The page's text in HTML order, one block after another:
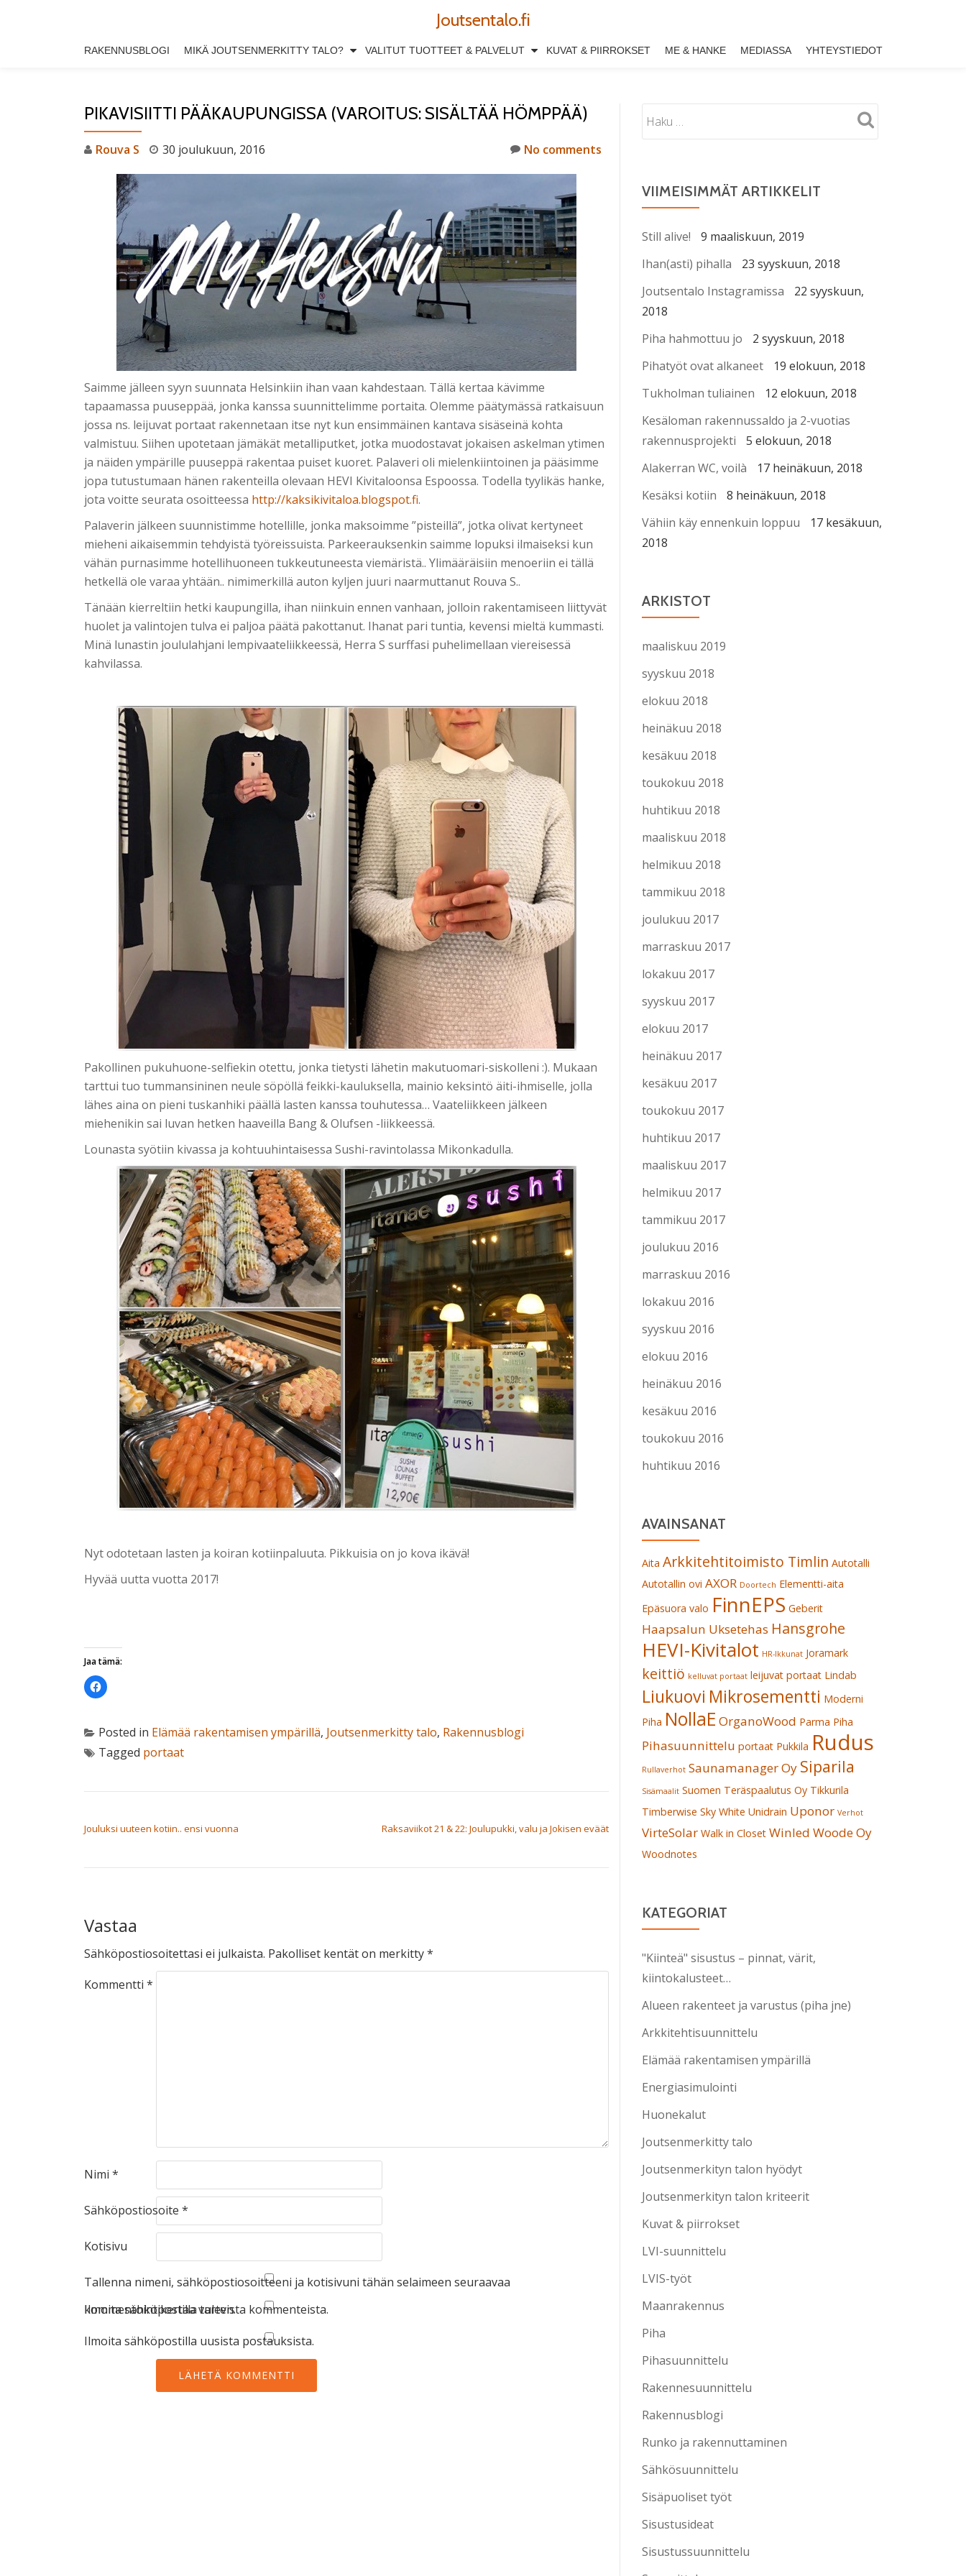
Joutsentalo.fi
RAKENNUSBLOGI MIKÄ JOUTSENMERKITTY TALO? VALITUT TUOTTEET & PALVELUT KUVAT & PIIRROKSET ME & HANKE MEDIASSA YHTEYSTIEDOT
PIKAVISIITTI PÄÄKAUPUNGISSA (VAROITUS: SISÄLTÄÄ HÖMPPÄÄ)
Rouva S 30 joulukuun, 2016 No comments
Saimme jälleen syyn suunnata Helsinkiin ihan vaan kahdestaan. Tällä kertaa kävimme
tapaamassa puuseppää, jonka kanssa suunnittelimme portaita. Olemme päätymässä ratkaisuun
jossa ns. leijuvat portaat rakennetaan itse nyt kun ensimmäinen kantava sisäseinä kohta
valmistuu. Siihen upotetaan jämäkät metalliputket, jotka muodostavat jokaisen askelman ytimen
ja näiden ympärille puuseppä rakentaa puiset kuoret. Palaveri oli mielenkiintoinen ja pääsimme
jopa tutustumaan hänen rakenteilla olevaan HEVI Kivitaloonsa Espoossa. Todella tyylikäs hanke,
jota voitte seurata osoitteessa http://kaksikivitaloa.blogspot.fi.
Palaverin jälkeen suunnistimme hotellille, jonka maksoimme ”pisteillä”, jotka olivat kertyneet
mieheni aikaisemmin tehdyistä työreissuista. Parkeerauksenkin saimme lopuksi ilmaiseksi kun
vähän purnasimme hotellihuoneen tukkeutuneesta viemäristä.. Ylimääräisiin menoeriin ei tällä
hetkellä ole varaa yhtään.. nimimerkillä auton kyljen juuri naarmuttanut Rouva S..
Tänään kierreltiin hetki kaupungilla, ihan niinkuin ennen vanhaan, jolloin rakentamiseen liittyvät
huolet ja valintojen tulva ei paljoa päätä pakottanut. Ihanat pari tuntia, kevensi mieltä kummasti.
Minä lunastin joululahjani lempivaateliikkeessä, Herra S surffasi puhelimellaan viereisessä
kahvilassa.
Pakollinen pukuhuone-selfiekin otettu, jonka tietysti lähetin makutuomari-siskolleni :). Mukaan
tarttui tuo tummansininen neule söpöllä feikki-kauluksella, mainio keksintö äiti-ihmiselle, jolla
lähes aina on pieni tuskanhiki päällä lasten kanssa touhutessa… Vaateliikkeen jälkeen
miehenikin sai luvan hetken haaveilla Bang & Olufsen -liikkeessä.
Lounasta syötiin kivassa ja kohtuuhintaisessa Sushi-ravintolassa Mikonkadulla.
Nyt odotetaan lasten ja koiran kotiinpaluuta. Pikkuisia on jo kova ikävä!
Hyvää uutta vuotta 2017!
Jaa tämä:
Jaa
Facebookissa(Avautuu
Posted in Elämää rakentamisen ympärillä, Joutsenmerkitty talo, Rakennusblogi
Tagged portaat
Jouluksi uuteen kotiin.. ensi vuonna Raksaviikot 21 & 22: Joulupukki, valu ja Jokisen eväät
Vastaa
Sähköpostiosoitettasi ei julkaista. Pakolliset kentät on merkitty*
Kommentti *
Nimi *
Sähköpostiosoite *
Kotisivu
Tallenna nimeni, sähköpostiosoitteeni ja kotisivuni tähän selaimeen seuraavaa
kommentointikertaa varten.
Ilmoita sähköpostilla tulevista kommenteista.
Ilmoita sähköpostilla uusista postauksista.
VIIMEISIMMÄT ARTIKKELIT
Still alive!
9 maaliskuun, 2019
Ihan(asti) pihalla
23 syyskuun, 2018
Joutsentalo Instagramissa
22 syyskuun,
2018
Piha hahmottuu jo
2 syyskuun, 2018
Pihatyöt ovat alkaneet
19 elokuun, 2018
Tukholman tuliainen
12 elokuun, 2018
Kesäloman rakennussaldo ja 2-vuotias
rakennusprojekti
5 elokuun, 2018
Alakerran WC, voilà
17 heinäkuun, 2018
Kesäksi kotiin
8 heinäkuun, 2018
Vähiin käy ennenkuin loppuu
17 kesäkuun,
2018
ARKISTOT
maaliskuu 2019
syyskuu 2018
elokuu 2018
heinäkuu 2018
kesäkuu 2018
toukokuu 2018
huhtikuu 2018
maaliskuu 2018
helmikuu 2018
tammikuu 2018
joulukuu 2017
marraskuu 2017
lokakuu 2017
syyskuu 2017
elokuu 2017
heinäkuu 2017
kesäkuu 2017
toukokuu 2017
huhtikuu 2017
maaliskuu 2017
helmikuu 2017
tammikuu 2017
joulukuu 2016
marraskuu 2016
lokakuu 2016
syyskuu 2016
elokuu 2016
heinäkuu 2016
kesäkuu 2016
toukokuu 2016
huhtikuu 2016
AVAINSANAT
Aita Arkkitehtitoimisto Timlin Autotalli
Autotallin ovi AXOR Doortech Elementti-aita
Epäsuora valo FinnEPS Geberit
Haapsalun Uksetehas Hansgrohe
HEVI-Kivitalot HR-Ikkunat Joramark
keittiö kelluvat portaat leijuvat portaat Lindab
Liukuovi Mikrosementti Moderni
Piha NollaE OrganoWood Parma Piha
Pihasuunnittelu portaat Pukkila Rudus
Rullaverhot Saunamanager Oy Siparila
Sisämaalit Suomen Teräspaalutus Oy Tikkurila
Timberwise Sky White Unidrain Uponor Verhot
VirteSolar Walk in Closet Winled Woode Oy
Woodnotes
KATEGORIAT
"Kiinteä" sisustus – pinnat, värit,
kiintokalusteet…
Alueen rakenteet ja varustus (piha jne)
Arkkitehtisuunnittelu
Elämää rakentamisen ympärillä
Energiasimulointi
Huonekalut
Joutsenmerkitty talo
Joutsenmerkityn talon hyödyt
Joutsenmerkityn talon kriteerit
Kuvat & piirrokset
LVI-suunnittelu
LVIS-työt
Maanrakennus
Piha
Pihasuunnittelu
Rakennesuunnittelu
Rakennusblogi
Runko ja rakennuttaminen
Sähkösuunnittelu
Sisäpuoliset työt
Sisustusideat
Sisustussuunnittelu